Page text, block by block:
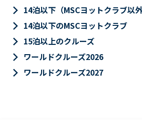
keyboard_arrow_right 14泊以下（MSCヨットクラブ以外
keyboard_arrow_right 14泊以下のMSCヨットクラブ
keyboard_arrow_right 15泊以上のクルーズ
keyboard_arrow_right ワールドクルーズ2026
keyboard_arrow_right ワールドクルーズ2027